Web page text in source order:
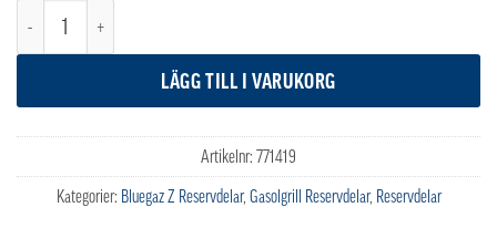
Bluegaz Z Värmehylla mängd
LÄGG TILL I VARUKORG
Artikelnr: 771419
Kategorier: Bluegaz Z Reservdelar, Gasolgrill Reservdelar, Reservdelar